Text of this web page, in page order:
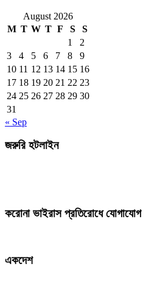
August 2026
M T W T F S
S
1
2
3
4 5 6 7 8
9
10 11 12 13 14 15 16
17 18 19 20 21 22 23
24 25 26 27 28 29 30
31
« Sep
জরুরি হটলাইন
করোনা ভাইরাস প্রতিরোধে যোগাযোগ
একদেশ